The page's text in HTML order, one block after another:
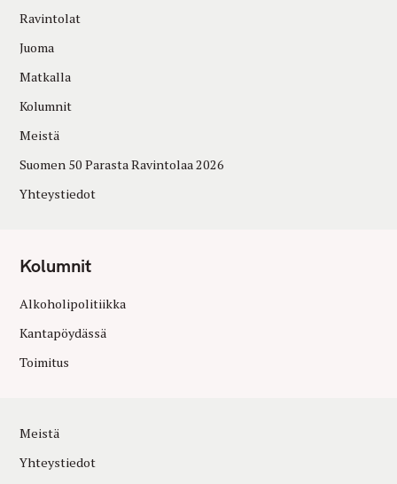
Ravintolat
Juoma
Matkalla
Kolumnit
Meistä
Suomen 50 Parasta Ravintolaa 2026
Yhteystiedot
Kolumnit
Alkoholipolitiikka
Kantapöydässä
Toimitus
Meistä
Yhteystiedot